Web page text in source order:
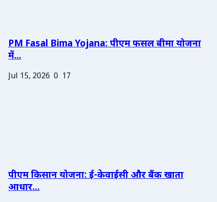
PM Fasal Bima Yojana: पीएम फसल बीमा योजना
में...
Jul 15, 2026 0 17
पीएम किसान योजना: ई-केवाईसी और बैंक खाता
आधार...